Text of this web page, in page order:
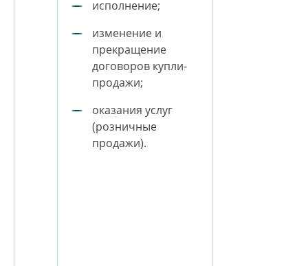
исполнение;
изменение и
прекращение
договоров купли-
продажи;
оказания услуг
(розничные
продажи).